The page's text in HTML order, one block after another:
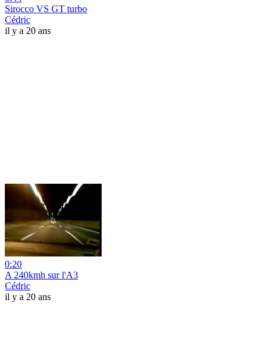
Sirocco VS GT turbo
Cédric
il y a 20 ans
0:20
A 240kmh sur l'A3
Cédric
il y a 20 ans